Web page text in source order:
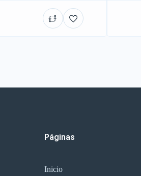
Páginas
Inicio